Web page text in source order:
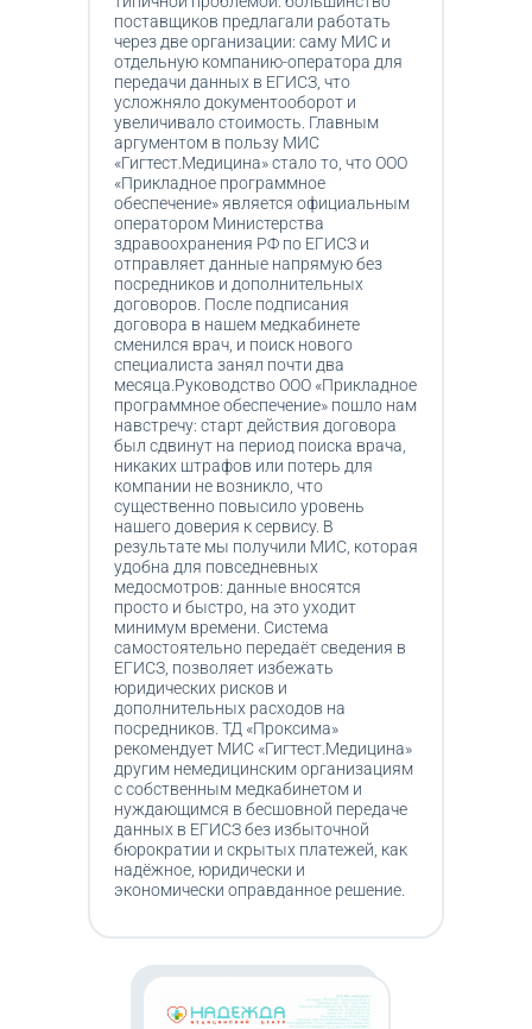
поставщиков предлагали работать
через две организации: саму МИС и
отдельную компанию-оператора для
передачи данных в ЕГИСЗ, что
усложняло документооборот и
увеличивало стоимость. Главным
аргументом в пользу МИС
«Гигтест.Медицина» стало то, что ООО
«Прикладное программное
обеспечение» является официальным
оператором Министерства
здравоохранения РФ по ЕГИСЗ и
отправляет данные напрямую без
посредников и дополнительных
договоров. После подписания
договора в нашем медкабинете
сменился врач, и поиск нового
специалиста занял почти два
месяца.Руководство ООО «Прикладное
программное обеспечение» пошло нам
навстречу: старт действия договора
был сдвинут на период поиска врача,
никаких штрафов или потерь для
компании не возникло, что
существенно повысило уровень
нашего доверия к сервису. В
результате мы получили МИС, которая
удобна для повседневных
медосмотров: данные вносятся
просто и быстро, на это уходит
минимум времени. Система
самостоятельно передаёт сведения в
ЕГИСЗ, позволяет избежать
юридических рисков и
дополнительных расходов на
посредников. ТД «Проксима»
рекомендует МИС «Гигтест.Медицина»
другим немедицинским организациям
с собственным медкабинетом и
нуждающимся в бесшовной передаче
данных в ЕГИСЗ без избыточной
бюрократии и скрытых платежей, как
надёжное, юридически и
экономически оправданное решение.